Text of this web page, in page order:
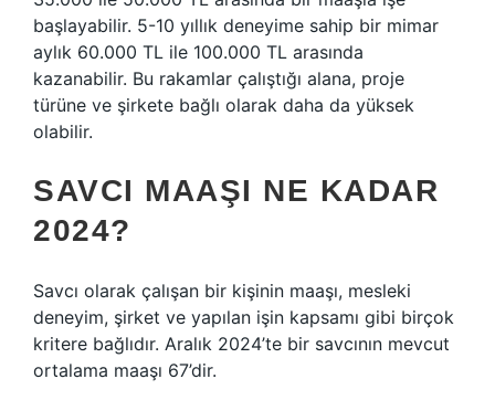
başlayabilir. 5-10 yıllık deneyime sahip bir mimar
aylık 60.000 TL ile 100.000 TL arasında
kazanabilir. Bu rakamlar çalıştığı alana, proje
türüne ve şirkete bağlı olarak daha da yüksek
olabilir.
SAVCI MAAŞI NE KADAR
2024?
Savcı olarak çalışan bir kişinin maaşı, mesleki
deneyim, şirket ve yapılan işin kapsamı gibi birçok
kritere bağlıdır. Aralık 2024’te bir savcının mevcut
ortalama maaşı 67’dir.